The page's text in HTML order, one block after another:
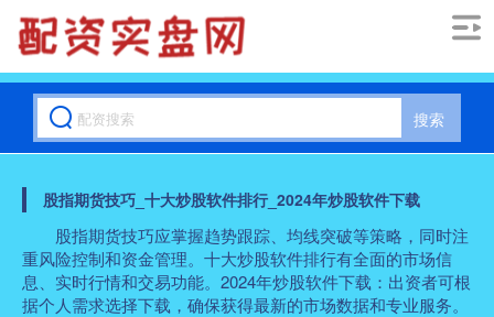
搜索
股指期货技巧_十大炒股软件排行_2024年炒股软件下载
股指期货技巧应掌握趋势跟踪、均线突破等策略，同时注
重风险控制和资金管理。十大炒股软件排行有全面的市场信
息、实时行情和交易功能。2024年炒股软件下载：出资者可根
据个人需求选择下载，确保获得最新的市场数据和专业服务。